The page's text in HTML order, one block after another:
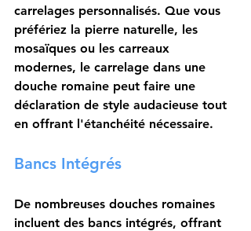
carrelages personnalisés. Que vous
préfériez la pierre naturelle, les
mosaïques ou les carreaux
modernes, le carrelage dans une
douche romaine peut faire une
déclaration de style audacieuse tout
en offrant l'étanchéité nécessaire.
Bancs Intégrés
De nombreuses douches romaines
incluent des bancs intégrés, offrant